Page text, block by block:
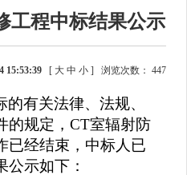
工程中标结果公示
15:53:39 [ 大 中 小 ] 浏览次数： 447
有关法律、法规、
的规定， CT室辐射防
已经结束，中标人已
公示如下：